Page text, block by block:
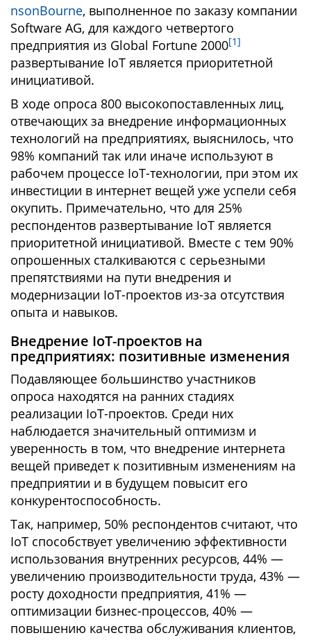
nsonBourne, выполненное по заказу компании
Software AG, для каждого четвертого
предприятия из Global Fortune 2000[1]
развертывание IoT является приоритетной
инициативой.
В ходе опроса 800 высокопоставленных лиц,
отвечающих за внедрение информационных
технологий на предприятиях, выяснилось, что
98% компаний так или иначе используют в
рабочем процессе IoT-технологии, при этом их
инвестиции в интернет вещей уже успели себя
окупить. Примечательно, что для 25%
респондентов развертывание IoT является
приоритетной инициативой. Вместе с тем 90%
опрошенных сталкиваются с серьезными
препятствиями на пути внедрения и
модернизации IoT-проектов из-за отсутствия
опыта и навыков.
Внедрение IoT-проектов на
предприятиях: позитивные изменения
Подавляющее большинство участников
опроса находятся на ранних стадиях
реализации IoT-проектов. Среди них
наблюдается значительный оптимизм и
уверенность в том, что внедрение интернета
вещей приведет к позитивным изменениям на
предприятии и в будущем повысит его
конкурентоспособность.
Так, например, 50% респондентов считают, что
IoT способствует увеличению эффективности
использования внутренних ресурсов, 44% —
увеличению производительности труда, 43% —
росту доходности предприятия, 41% —
оптимизации бизнес-процессов, 40% —
повышению качества обслуживания клиентов,